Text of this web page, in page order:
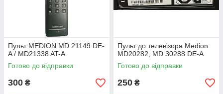
Пульт MEDION MD 21149 DE-
A / MD21338 AT-A
Готово до відправки
300 ₴
Пульт до телевізора Medion
MD20282, MD 30288 DE-A
Готово до відправки
250 ₴